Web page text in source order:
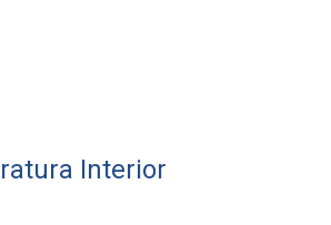
Interior